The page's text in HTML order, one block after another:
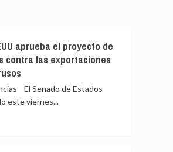
aprueba el proyecto de
contra las exportaciones
El Senado de Estados
este viernes...